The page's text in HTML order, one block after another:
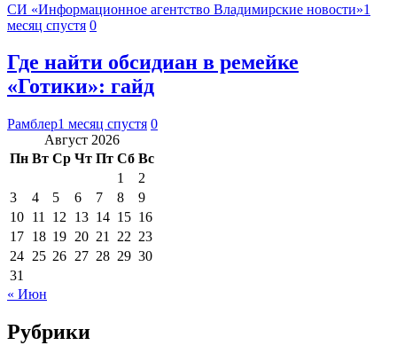
СИ «Информационное агентство Владимирские новости»1
месяц спустя 0
Где найти обсидиан в ремейке
«Готики»: гайд
Рамблер1 месяц спустя 0
Август 2026
Пн Вт Ср Чт Пт Сб Вс
1
2
3
4 5 6 7 8
9
10 11 12 13 14 15 16
17 18 19 20 21 22 23
24 25 26 27 28 29 30
31
« Июн
Рубрики